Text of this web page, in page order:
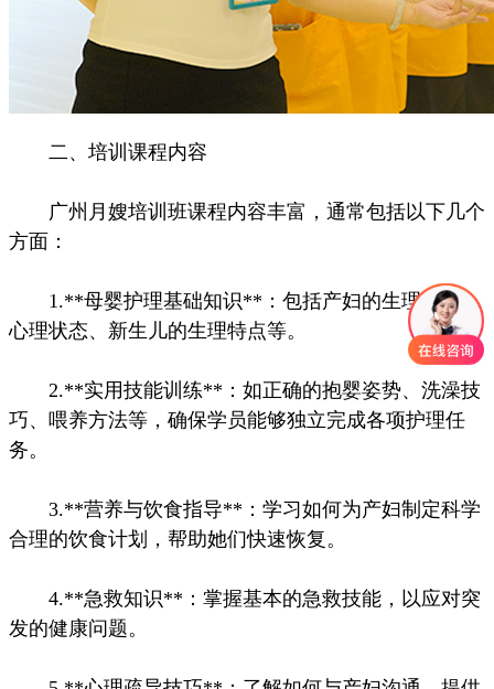
二、培训课程内容
广州月嫂培训班课程内容丰富，通常包括以下几个
方面：
1.**母婴护理基础知识**：包括产妇的生理变化、
心理状态、新生儿的生理特点等。
2.**实用技能训练**：如正确的抱婴姿势、洗澡技
巧、喂养方法等，确保学员能够独立完成各项护理任
务。
3.**营养与饮食指导**：学习如何为产妇制定科学
合理的饮食计划，帮助她们快速恢复。
4.**急救知识**：掌握基本的急救技能，以应对突
发的健康问题。